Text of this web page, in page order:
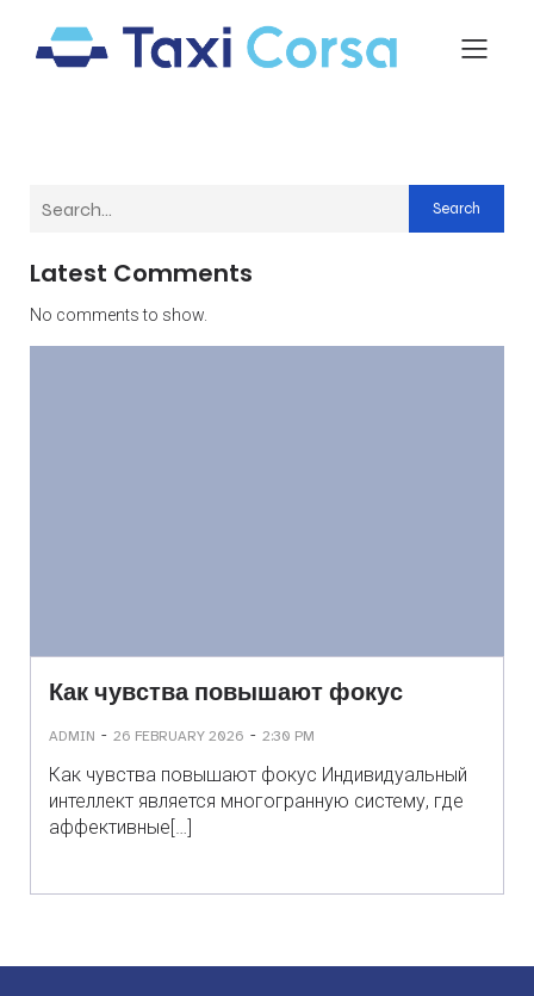
Search
Latest Comments
No comments to show.
Как чувства повышают фокус
ADMIN - 26 FEBRUARY 2026 - 2:30 PM
Как чувства повышают фокус Индивидуальный
интеллект является многогранную систему, где
аффективные[…]